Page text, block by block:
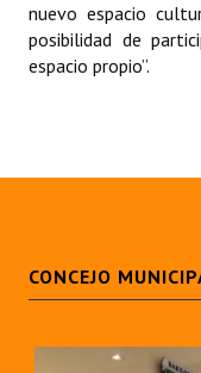
Noticias Destacadas
Registros y
Ciudadano Ilustre -
nuevo espacio
posibilidad de
espacio propio”.
CONCEJO